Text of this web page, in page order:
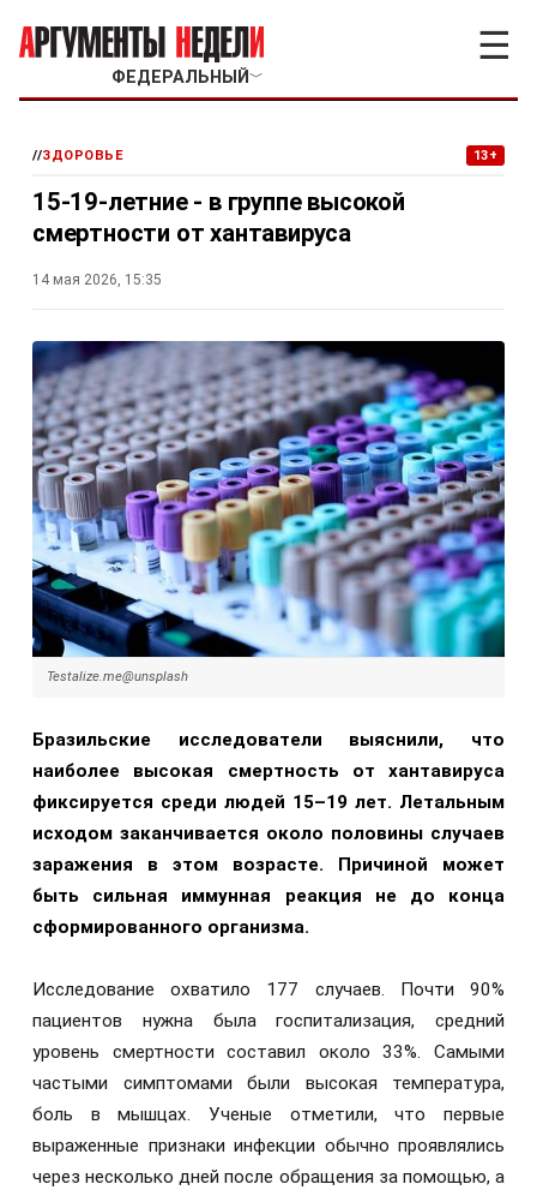
ФЕДЕРАЛЬНЫЙ ﹀
☰
//ЗДОРОВЬЕ 13+
15-19-летние - в группе высокой
смертности от хантавируса
14 мая 2026, 15:35
Testalize.me@unsplash
Бразильские исследователи выяснили, что
наиболее высокая смертность от хантавируса
фиксируется среди людей 15–19 лет. Летальным
исходом заканчивается около половины случаев
заражения в этом возрасте. Причиной может
быть сильная иммунная реакция не до конца
сформированного организма.
Исследование охватило 177 случаев. Почти 90%
пациентов нужна была госпитализация, средний
уровень смертности составил около 33%. Самыми
частыми симптомами были высокая температура,
боль в мышцах. Ученые отметили, что первые
выраженные признаки инфекции обычно проявлялись
через несколько дней после обращения за помощью, а